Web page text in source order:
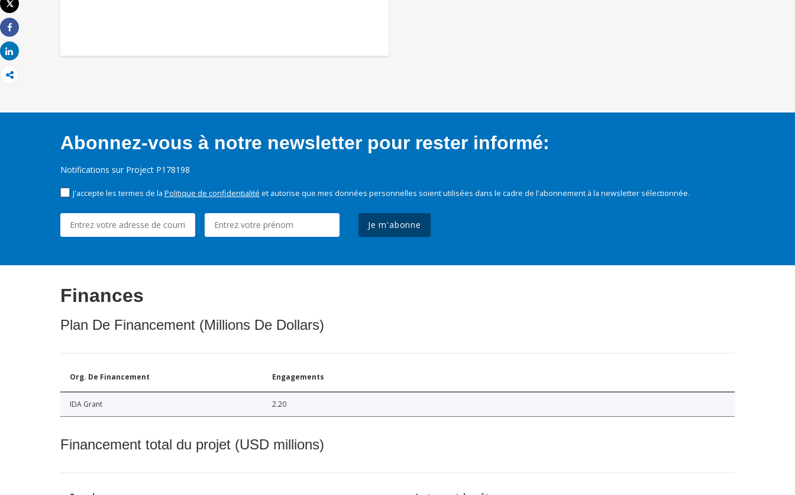
Imprimer
Tweet
Share
Share
Abonnez-vous à notre newsletter pour rester informé:
Notifications sur Project P178198
J'accepte les termes de la Politique de confidentialité et autorise que mes données personnelles soient utilisées dans le cadre de l'abonnement à la newsletter sélectionnée.
Je m'abonne
Finances
Plan De Financement (Millions De Dollars)
Org. De Financement Engagements
IDA Grant 2.20
Financement total du projet (USD millions)